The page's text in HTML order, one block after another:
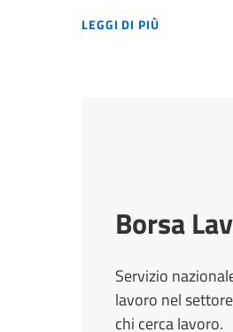
LEGGI DI PIÙ ITS
Borsa
Servizio
lavoro nel
chi cerca lavoro.